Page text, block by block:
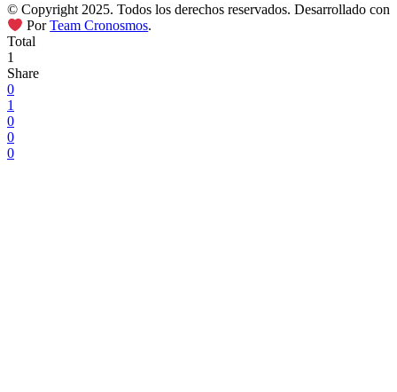
© Copyright 2025. Todos los derechos reservados. Desarrollado con
PorTeam Cronosmos.
Total
1
Share
0
1
0
0
0